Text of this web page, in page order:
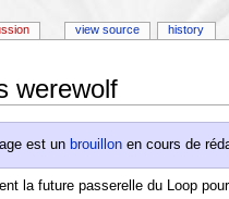
werewolf
est un brouillonen cours de
la future passerelle du Loop
view source history